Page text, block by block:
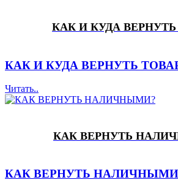
КАК И КУДА ВЕРНУТЬ
КАК И КУДА ВЕРНУТЬ
Читать..
КАК ВЕРНУТЬ
КАК ВЕРНУТЬ